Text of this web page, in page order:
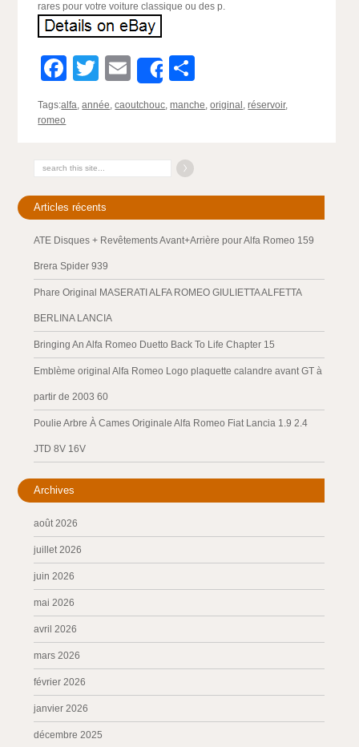
rares pour votre voiture classique ou des p.
Facebook
Twitter
EmailShare
Tags:alfa,année,caoutchouc,manche,original ,réservoir,
romeo
Articles récents
ATE Disques + Revêtements Avant+Arrière pour Alfa Romeo 159
Brera Spider 939
Phare Original MASERATI ALFA ROMEO GIULIETTA ALFETTA
BERLINA LANCIA
Bringing An Alfa Romeo Duetto Back To Life Chapter 15
Emblème original Alfa Romeo Logo plaquette calandre avant GT à
partir de 2003 60
Poulie Arbre À Cames Originale Alfa Romeo Fiat Lancia 1.9 2.4
JTD 8V 16V
Archives
août 2026
juillet 2026
juin 2026
mai 2026
avril 2026
mars 2026
février 2026
janvier 2026
décembre 2025